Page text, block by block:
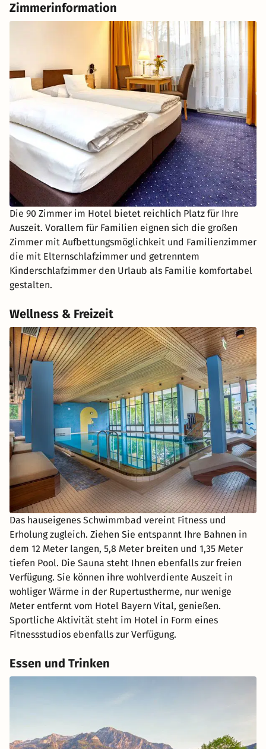
Zimmerinformation
Die 90 Zimmer im Hotel bietet reichlich Platz für Ihre
Auszeit. Vorallem für Familien eignen sich die großen
Zimmer mit Aufbettungsmöglichkeit und Familienzimmer
die mit Elternschlafzimmer und getrenntem
Kinderschlafzimmer den Urlaub als Familie komfortabel
gestalten.
Wellness & Freizeit
Das hauseigenes Schwimmbad vereint Fitness und
Erholung zugleich. Ziehen Sie entspannt Ihre Bahnen in
dem 12 Meter langen, 5,8 Meter breiten und 1,35 Meter
tiefen Pool. Die Sauna steht Ihnen ebenfalls zur freien
Verfügung. Sie können ihre wohlverdiente Auszeit in
wohliger Wärme in der Rupertustherme, nur wenige
Meter entfernt vom Hotel Bayern Vital, genießen.
Sportliche Aktivität steht im Hotel in Form eines
Fitnessstudios ebenfalls zur Verfügung.
Essen und Trinken